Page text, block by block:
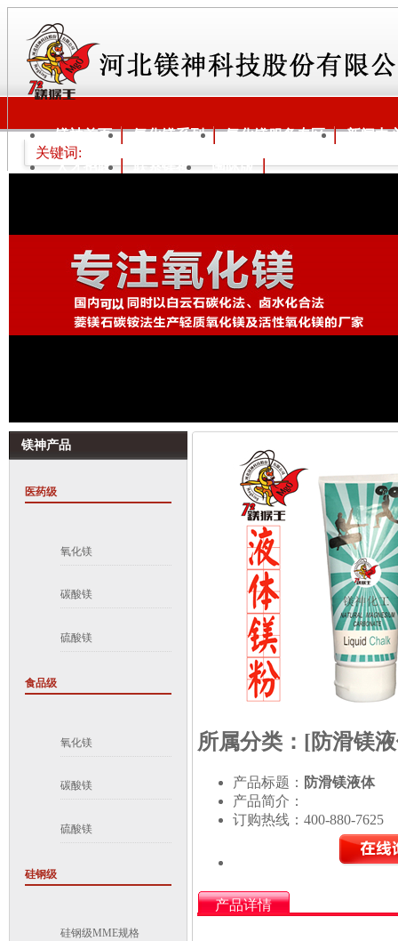
镁神首页 氧化镁系列 氧化镁服务专区 新闻中
人才招聘 联系镁神 国际版
关键词:
镁神产品
医药级
氧化镁
碳酸镁
硫酸镁
食品级
氧化镁
碳酸镁
硫酸镁
硅钢级
硅钢级MME规格
所属分类：[防滑镁
产品标题： 防滑镁液体
产品简介：
订购热线： 400-880-7625
产品详情